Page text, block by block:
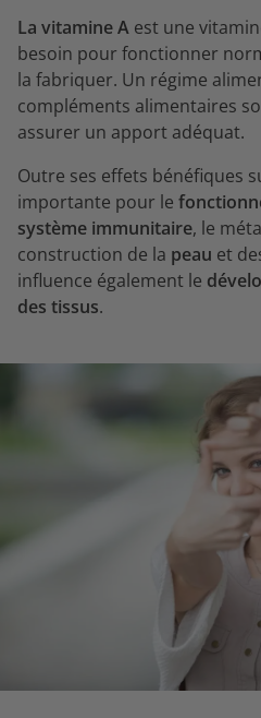
La vitamineA est une
besoin pour fonctionner
la fabriquer. Un régime
compléments alimentaires
assurer un apport adéquat.
Outre ses effets bénéfiques
importante pour le
système immunitaire, le
construction de la peau et
influence également le
des tissus.